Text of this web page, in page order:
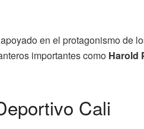
en el protagonismo de
importantes como Harold
Cali